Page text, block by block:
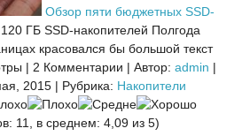
Обзор пяти бюджетных SSD-
ГБ SSD-накопителей Полгода
красовался бы большой текст
| 2 Комментарии | Автор: admin |
2015 | Рубрика: Накопители
11, в среднем: 4,09 из 5)